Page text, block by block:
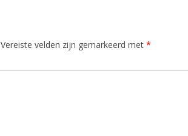
Vereiste velden zijn gemarkeerd met *